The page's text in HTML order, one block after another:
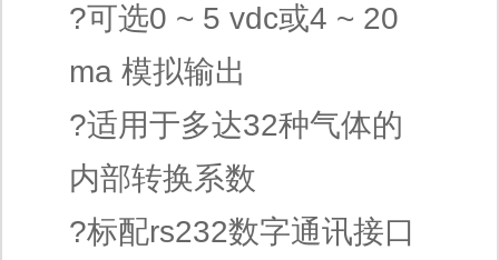
?可选0 ~ 5 vdc或4 ~ 20
ma 模拟输出
?适用于多达32种气体的
内部转换系数
?标配rs232数字通讯接口